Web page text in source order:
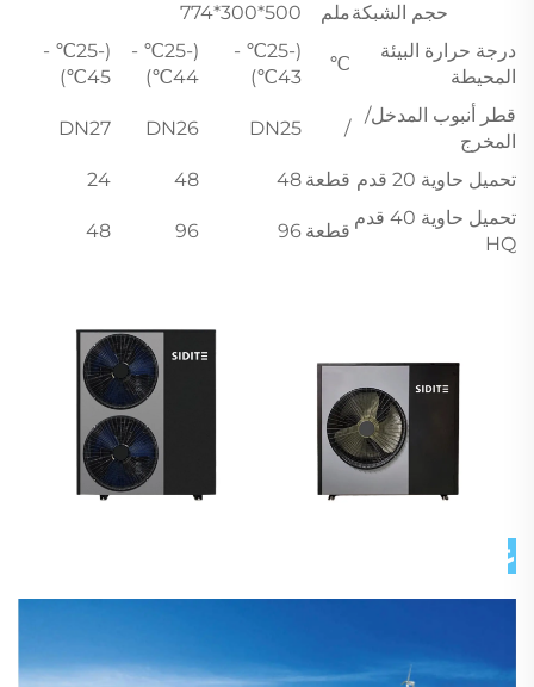
حجم الشبكةملم
500*300*774
درجة حرارة البيئة
المحيطة
℃
(-25℃ -
43℃)
(-25℃ -
44℃)
(-25℃ -
45℃)
قطر أنبوب المدخل/
المخرج
/
DN25
DN26
DN27
تحميل حاوية 20 قدم قطعة 48
48
24
تحميل حاوية 40 قدم
HQ
قطعة 96
96
48
عن شركتنا